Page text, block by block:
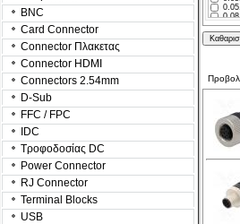
BNC
Card Connector
Connector Πλακετας
Connector HDMI
Connectors 2.54mm
D-Sub
FFC / FPC
IDC
Τροφοδοσίας DC
Power Connector
RJ Connector
Terminal Blocks
USB
co. (2)